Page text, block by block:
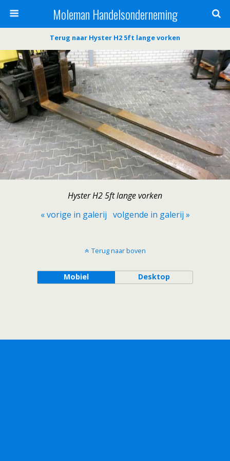
Moleman Handelsonderneming
Terug naar Hyster H2 5ft lange vorken
Hyster H2 5ft lange vorken
« vorige in galerij volgende in galerij »
Terug naar boven
Mobiel Desktop